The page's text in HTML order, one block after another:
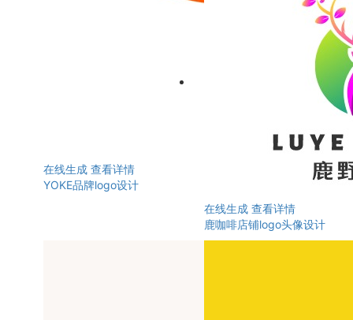
在线生成 查看详情
YOKE品牌logo设计
在线生成 查看详情
鹿咖啡店铺logo头像设计